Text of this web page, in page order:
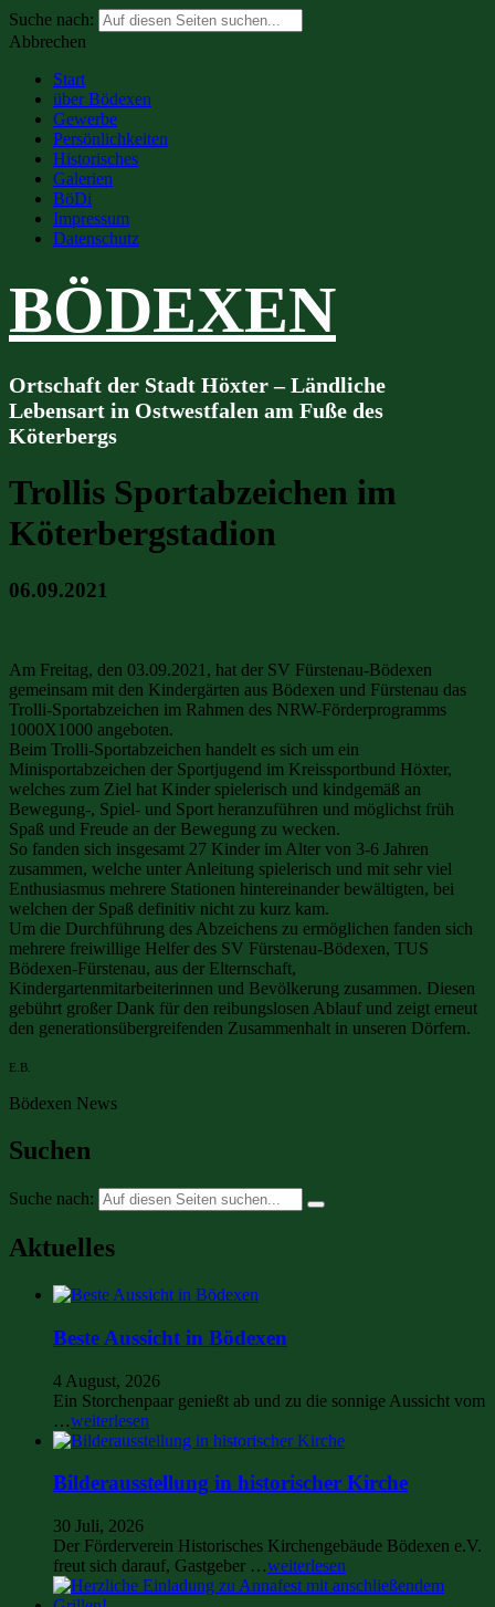
Suche nach:
Abbrechen
Start
über Bödexen
Gewerbe
Persönlichkeiten
Historisches
Galerien
BöDi
Impressum
Datenschutz
BÖDEXEN
Ortschaft der Stadt Höxter – Ländliche
Lebensart in Ostwestfalen am Fuße des
Köterbergs
Trollis Sportabzeichen im
Köterbergstadion
06.09.2021
Am Freitag, den 03.09.2021, hat der SV Fürstenau-Bödexen
gemeinsam mit den Kindergärten aus Bödexen und Fürstenau das
Trolli-Sportabzeichen im Rahmen des NRW-Förderprogramms
1000X1000 angeboten.
Beim Trolli-Sportabzeichen handelt es sich um ein
Minisportabzeichen der Sportjugend im Kreissportbund Höxter,
welches zum Ziel hat Kinder spielerisch und kindgemäß an
Bewegung-, Spiel- und Sport heranzuführen und möglichst früh
Spaß und Freude an der Bewegung zu wecken.
So fanden sich insgesamt 27 Kinder im Alter von 3-6 Jahren
zusammen, welche unter Anleitung spielerisch und mit sehr viel
Enthusiasmus mehrere Stationen hintereinander bewältigten, bei
welchen der Spaß definitiv nicht zu kurz kam.
Um die Durchführung des Abzeichens zu ermöglichen fanden sich
mehrere freiwillige Helfer des SV Fürstenau-Bödexen, TUS
Bödexen-Fürstenau, aus der Elternschaft,
Kindergartenmitarbeiterinnen und Bevölkerung zusammen. Diesen
gebührt großer Dank für den reibungslosen Ablauf und zeigt erneut
den generationsübergreifenden Zusammenhalt in unseren Dörfern.
E.B.
Bödexen News
Suchen
Suche nach:
Aktuelles
Beste Aussicht in Bödexen
4 August, 2026
Ein Storchenpaar genießt ab und zu die sonnige Aussicht vom
…weiterlesen
Bilderausstellung in historischer Kirche
30 Juli, 2026
Der Förderverein Historisches Kirchengebäude Bödexen e.V.
freut sich darauf, Gastgeber …weiterlesen